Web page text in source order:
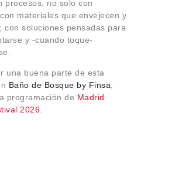
procesos, no solo con
materiales que envejecen y
con soluciones pensadas para
y -cuando toque-
una buena parte de esta
Baño de Bosque by Finsa
programación de Madrid
2026